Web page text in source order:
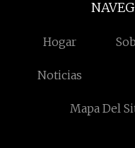
Hogar
Noticias
Mapa Del